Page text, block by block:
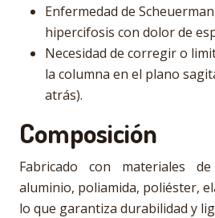
Enfermedad de
hipercifosis con dolor de
Necesidad de corregir o
la columna en el plano
atrás).
Composición
Fabricado con materiales
aluminio, poliamida, poliéster,
lo que garantiza durabilidad y